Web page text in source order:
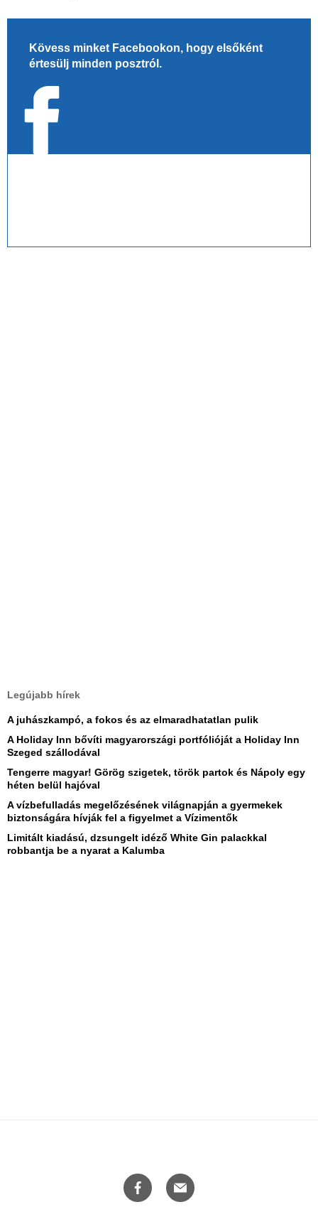
Kövess minket Facebookon, hogy elsőként
értesülj minden posztról.
Legújabb hírek
A juhászkampó, a fokos és az elmaradhatatlan pulik
A Holiday Inn bővíti magyarországi portfólióját a Holiday Inn
Szeged szállodával
Tengerre magyar! Görög szigetek, török partok és Nápoly egy
héten belül hajóval
A vízbefulladás megelőzésének világnapján a gyermekek
biztonságára hívják fel a figyelmet a Vízimentők
Limitált kiadású, dzsungelt idéző White Gin palackkal
robbantja be a nyarat a Kalumba